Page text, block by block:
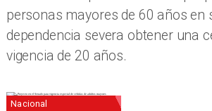
personas mayores de 60 años en
dependencia severa obtener una
vigencia de 20 años.
Nacional